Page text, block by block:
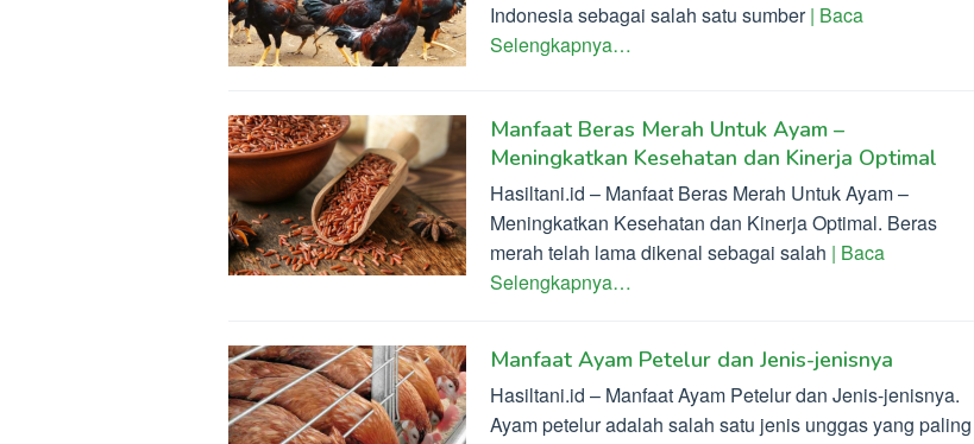
Indonesia sebagai salah satu sumber| Baca
Selengkapnya…
Manfaat Beras Merah Untuk Ayam –
Meningkatkan Kesehatan dan Kinerja Optimal
Hasiltani.id – Manfaat Beras Merah Untuk Ayam –
Meningkatkan Kesehatan dan Kinerja Optimal. Beras
merah telah lama dikenal sebagai salah | Baca
Selengkapnya…
Manfaat Ayam Petelur dan Jenis-jenisnya
Hasiltani.id – Manfaat Ayam Petelur dan Jenis-jenisnya.
Ayam petelur adalah salah satu jenis unggas yang paling